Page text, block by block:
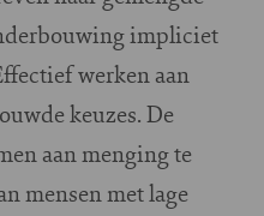
impliciet
werken aan
keuzes. De
aan menging te
mensen met lage